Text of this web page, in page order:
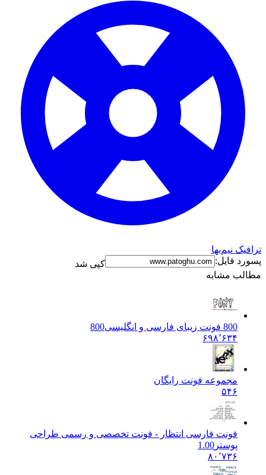
کپی شد
مشابه
800
فونت رایگان
فارسی انتظار - فونت تخصصی و رسمی طراحی
1.00